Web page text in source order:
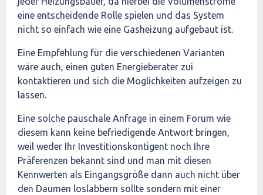
eine entscheidende Rolle spielen und das System
nicht so einfach wie eine Gasheizung aufgebaut ist.
Eine Empfehlung für die verschiedenen Varianten
wäre auch, einen guten Energieberater zui
kontaktieren und sich die Möglichkeiten aufzeigen zu
lassen.
Eine solche pauschale Anfrage in einem Forum wie
diesem kann keine befriedigende Antwort bringen,
weil weder Ihr Investitionskontigent noch Ihre
Präferenzen bekannt sind und man mit diesen
Kennwerten als Eingangsgröße dann auch nicht über
den Daumen loslabbern sollte sondern mit einer